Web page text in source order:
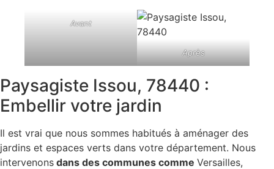
Avant
Après
Paysagiste Issou, 78440 :
Embellir votre jardin
Il est vrai que nous sommes habitués à aménager des
jardins et espaces verts dans votre département. Nous
intervenons dans des communes comme Versailles,